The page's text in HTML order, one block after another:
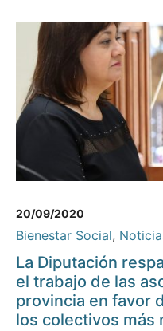
20/09/2020
Bienestar Social,
La Diputación
el trabajo de las
provincia en favor
los colectivos más